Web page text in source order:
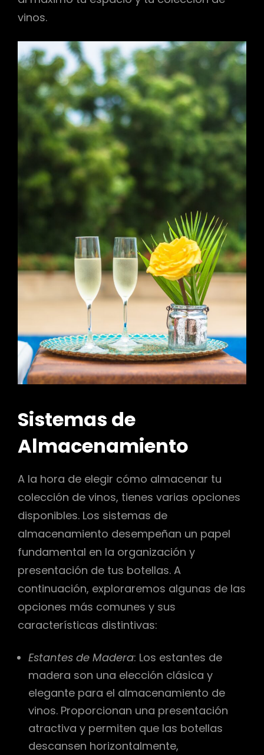
vinos.
Sistemas de
Almacenamiento
A la hora de elegir cómo almacenar tu
colección de vinos, tienes varias opciones
disponibles. Los sistemas de
almacenamiento desempeñan un papel
fundamental en la organización y
presentación de tus botellas. A
continuación, exploraremos algunas de las
opciones más comunes y sus
características distintivas:
Estantes de Madera: Los estantes de
madera son una elección clásica y
elegante para el almacenamiento de
vinos. Proporcionan una presentación
atractiva y permiten que las botellas
descansen horizontalmente,